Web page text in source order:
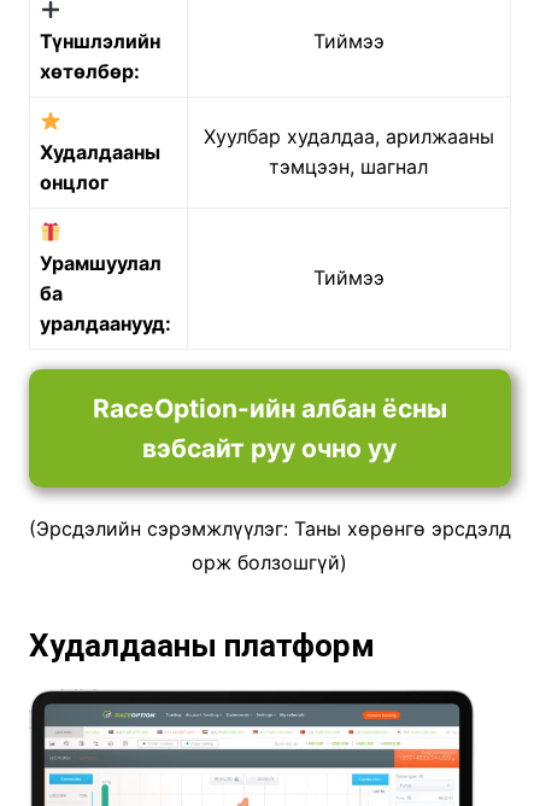
Түншлэлийн
хөтөлбөр:
Тиймээ
Худалдааны
онцлог
Хуулбар худалдаа, арилжааны
тэмцээн, шагнал
Урамшуулал
ба
уралдаанууд:
Тиймээ
RaceOption-ийн албан ёсны
вэбсайт руу очно уу
(Эрсдэлийн сэрэмжлүүлэг: Таны хөрөнгө эрсдэлд
орж болзошгүй)
Худалдааны платформ